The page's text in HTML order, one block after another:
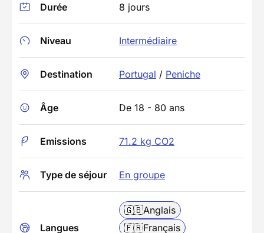
Durée 8 jours
Niveau Intermédiaire
Destination Portugal / Peniche
Âge De 18 - 80 ans
Emissions 71.2 kg CO2
Type de séjour En groupe
Langues
🇬🇧Anglais
🇫🇷Français